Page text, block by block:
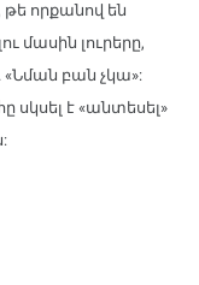
որքանով են
մասին լուրերը,
բան չկա»:
է «անտեսել»